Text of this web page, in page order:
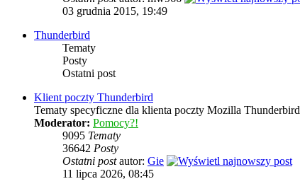
03 grudnia 2015, 19:49
Thunderbird
Tematy
Posty
Ostatni post
Klient poczty Thunderbird
Tematy specyficzne dla klienta poczty Mozilla Thunderbird
Moderator: Pomocy?!
9095 Tematy
36642 Posty
Ostatni postautor: Gie
11 lipca 2026, 08:45